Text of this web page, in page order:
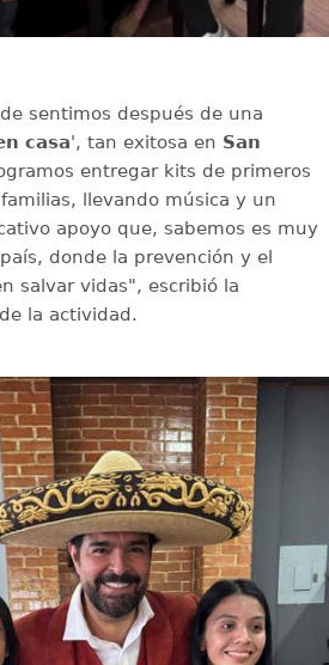
sentimos después de una
casa', tan exitosa en San
entregar kits de primeros
llevando música y un
apoyo que, sabemos es muy
donde la prevención y el
salvar vidas", escribió la
la actividad.